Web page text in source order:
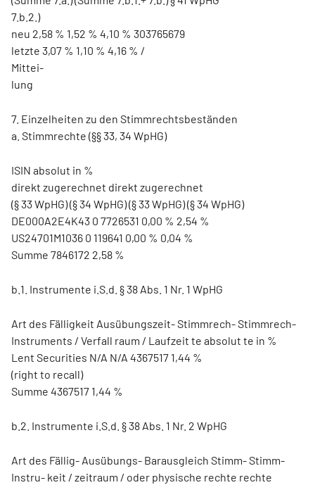
7.b.2.)
neu 2,58 % 1,52 % 4,10 % 303765679
letzte 3,07 % 1,10 % 4,16 % /
Mittei-
lung
7. Einzelheiten zu den Stimmrechtsbeständen
a. Stimmrechte (§§ 33, 34 WpHG)
ISIN absolut in %
direkt zugerechnet direkt zugerechnet
(§ 33 WpHG) (§ 34 WpHG) (§ 33 WpHG) (§ 34 WpHG)
DE000A2E4K43 0 7726531 0,00 % 2,54 %
US24701M1036 0 119641 0,00 % 0,04 %
Summe 7846172 2,58 %
b.1. Instrumente i.S.d. § 38 Abs. 1 Nr. 1 WpHG
Art des Fälligkeit Ausübungszeit- Stimmrech- Stimmrech-
Instruments / Verfall raum / Laufzeit te absolut te in %
Lent Securities N/A N/A 4367517 1,44 %
(right to recall)
Summe 4367517 1,44 %
b.2. Instrumente i.S.d. § 38 Abs. 1 Nr. 2 WpHG
Art des Fällig- Ausübungs- Barausgleich Stimm- Stimm-
Instru- keit / zeitraum / oder physische rechte rechte